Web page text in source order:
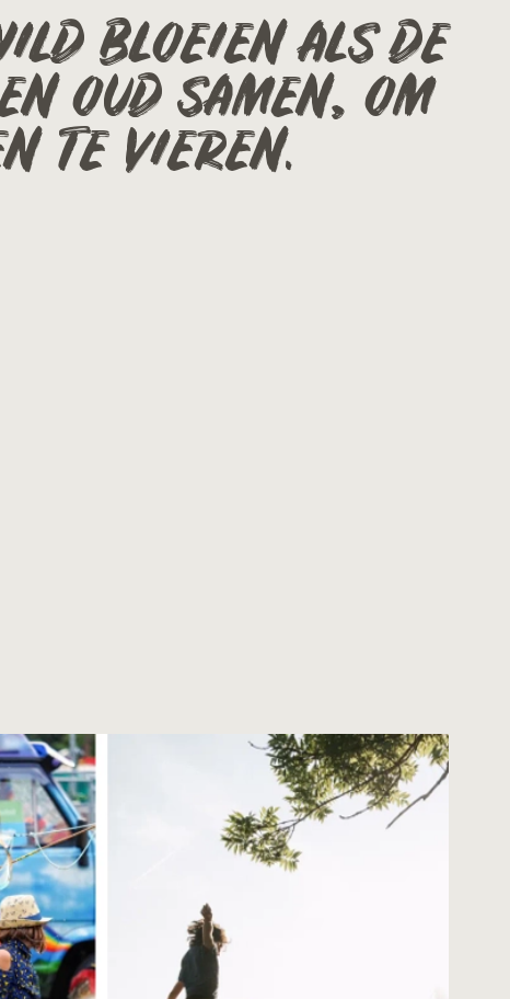
BLOEIEN ALS DE
OUD SAMEN, OM
TE VIEREN.